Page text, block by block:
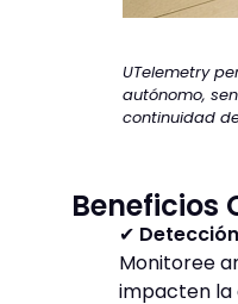
UTelemetry
autónomo,
continuidad
Beneficios
✔
Monitoree
impacten la